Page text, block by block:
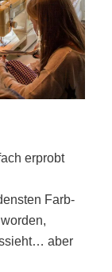
erprobt
Farb-
aber